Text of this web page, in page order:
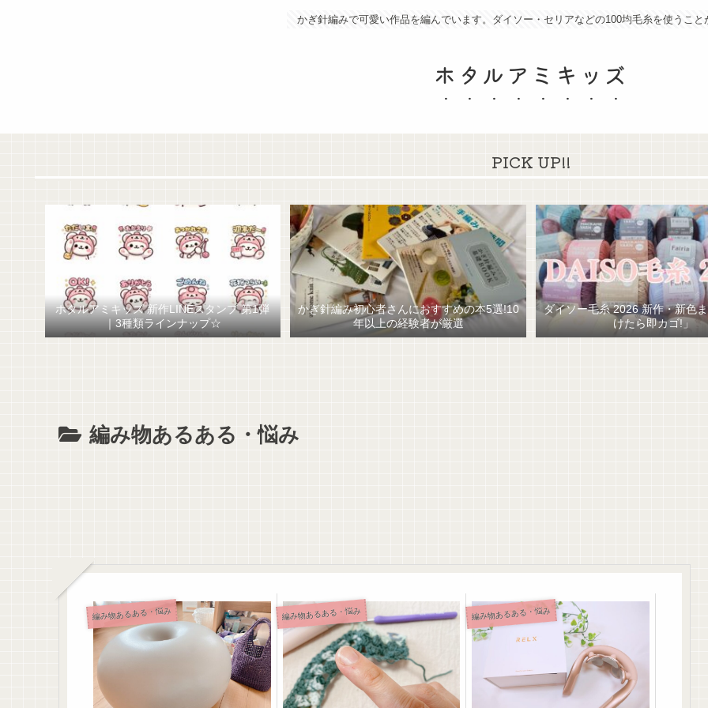
かぎ針編みで可愛い作品を編んでいます。ダイソー・セリアなどの100均毛糸を使うこと
ホタルアミキッズ
PICK UP!!
ホタルアミキッズ 新作LINEスタンプ 第1弾
｜3種類ラインナップ☆
かぎ針編み初心者さんにおすすめの本5選!10
年以上の経験者が厳選
ダイソー毛糸 2026 新作・新色
けたら即カゴ!」
編み物あるある・悩み
編み物あるある・悩み 編み物あるある・悩み 編み物あるある・悩み